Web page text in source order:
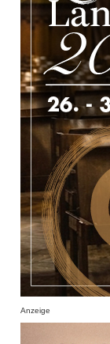
Anzeige